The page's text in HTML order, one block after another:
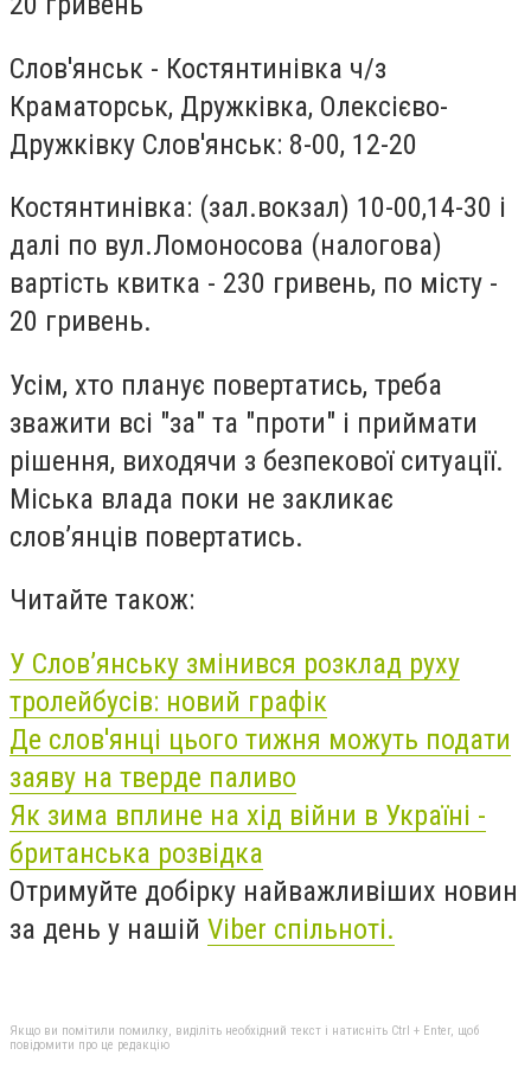
Слов'янськ - Костянтинівка ч/з
Краматорськ, Дружківка, Олексієво-
Дружківку Слов'янськ: 8-00, 12-20
Костянтинівка: (зал.вокзал) 10-00,14-30 і
далі по вул.Ломоносова (налогова)
вартість квитка - 230 гривень, по місту -
20 гривень.
Усім, хто планує повертатись, треба
зважити всі "за" та "проти" і приймати
рішення, виходячи з безпекової ситуації.
Міська влада поки не закликає
слов’янців повертатись.
Читайте також:
У Слов’янську змінився розклад руху
тролейбусів: новий графік
Де слов'янці цього тижня можуть подати
заяву на тверде паливо
Як зима вплине на хід війни в Україні -
британська розвідка
Отримуйте добірку найважливіших новин
за день у нашій Viber спільноті.
Якщо ви помітили помилку, виділіть необхідний текст і натисніть Ctrl + Enter, щоб
повідомити про це редакцію